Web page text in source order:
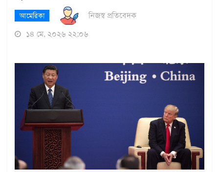
আমেরিকা
নিজস্ব প্রতিবেদক
১৪ মে, ২০২৬ ২২:০৬